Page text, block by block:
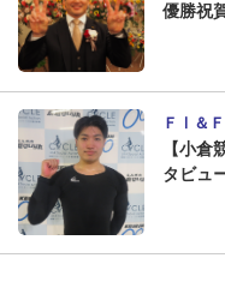
優勝祝
ＦⅠ＆
【小
タビュ